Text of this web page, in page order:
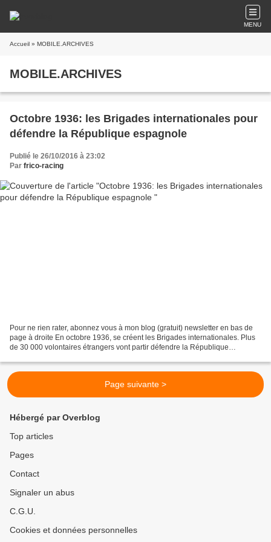
MENU
Accueil » MOBILE.ARCHIVES
MOBILE.ARCHIVES
Octobre 1936: les Brigades internationales pour
défendre la République espagnole
Publié le 26/10/2016 à 23:02
Par frico-racing
Pour ne rien rater, abonnez vous à mon blog (gratuit) newsletter en bas de
page à droite En octobre 1936, se créent les Brigades internationales. Plus
de 30 000 volontaires étrangers vont partir défendre la République
Page suivante >
Hébergé par Overblog
Top articles
Pages
Contact
Signaler un abus
C.G.U.
Cookies et données personnelles